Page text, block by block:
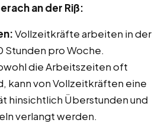
an der Riß:
Vollzeitkräfte arbeiten in der
Stunden pro Woche.
die Arbeitszeiten oft
kann von Vollzeitkräften eine
hinsichtlich Überstunden und
verlangt werden.